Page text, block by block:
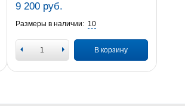
9 200 руб.
Размеры в наличии: 10
В корзину